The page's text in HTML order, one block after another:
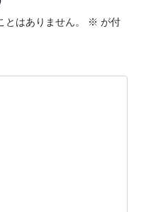
はありません。 ※ が付